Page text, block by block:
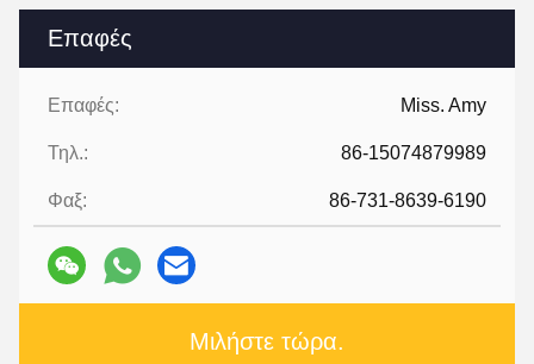
Επαφές
Επαφές: Miss. Amy
Τηλ.: 86-15074879989
Φαξ: 86-731-8639-6190
Μιλήστε τώρα.